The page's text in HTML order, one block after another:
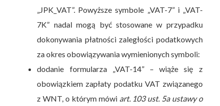
„JPK_VAT”. Powyższe symbole „VAT-7” i „VAT-
7K” nadal mogą być stosowane w przypadku
dokonywania płatności zaległości podatkowych
za okres obowiązywania wymienionych symboli:
dodanie formularza „VAT-14” – wiąże się z
obowiązkiem zapłaty podatku VAT związanego
z WNT, o którym mówi art. 103 ust. 5a ustawy o